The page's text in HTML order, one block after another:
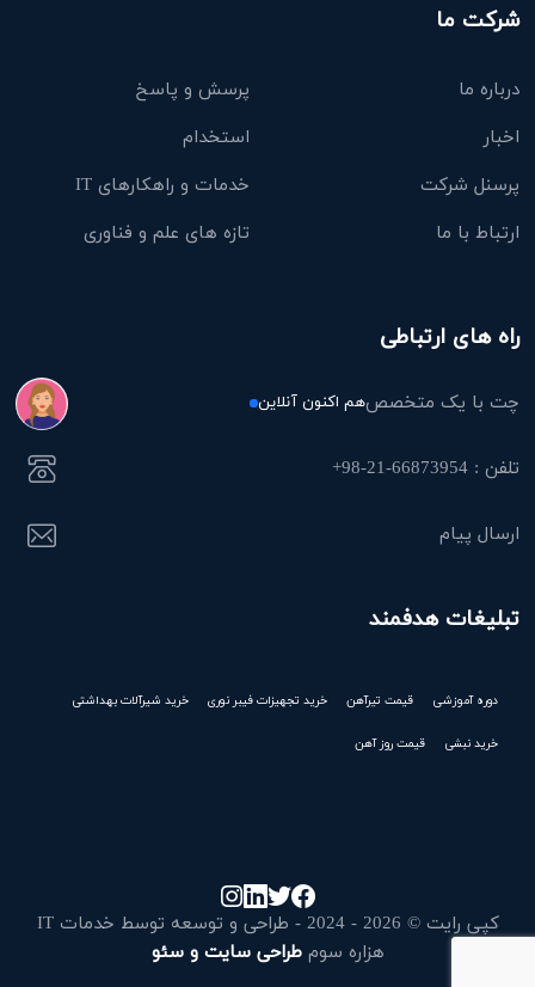
شرکت ما
درباره ما
پرسش و پاسخ
اخبار
استخدام
پرسنل شرکت
خدمات و راهکارهای IT
ارتباط با ما
تازه های علم و فناوری
راه های ارتباطی
چت با یک متخصصهم اکنون آنلاین
تلفن : 66873954-21-98+
ارسال پیام
تبلیغات هدفمند
دوره آموزشی قیمت تیرآهن خرید تجهیزات فیبر نوری خرید شیرآلات بهداشتی
خرید نبشی قیمت روز آهن
کپی رایت © 2026 - 2024 - طراحی و توسعه توسط خدمات IT
هزاره سومطراحی سایت و سئو